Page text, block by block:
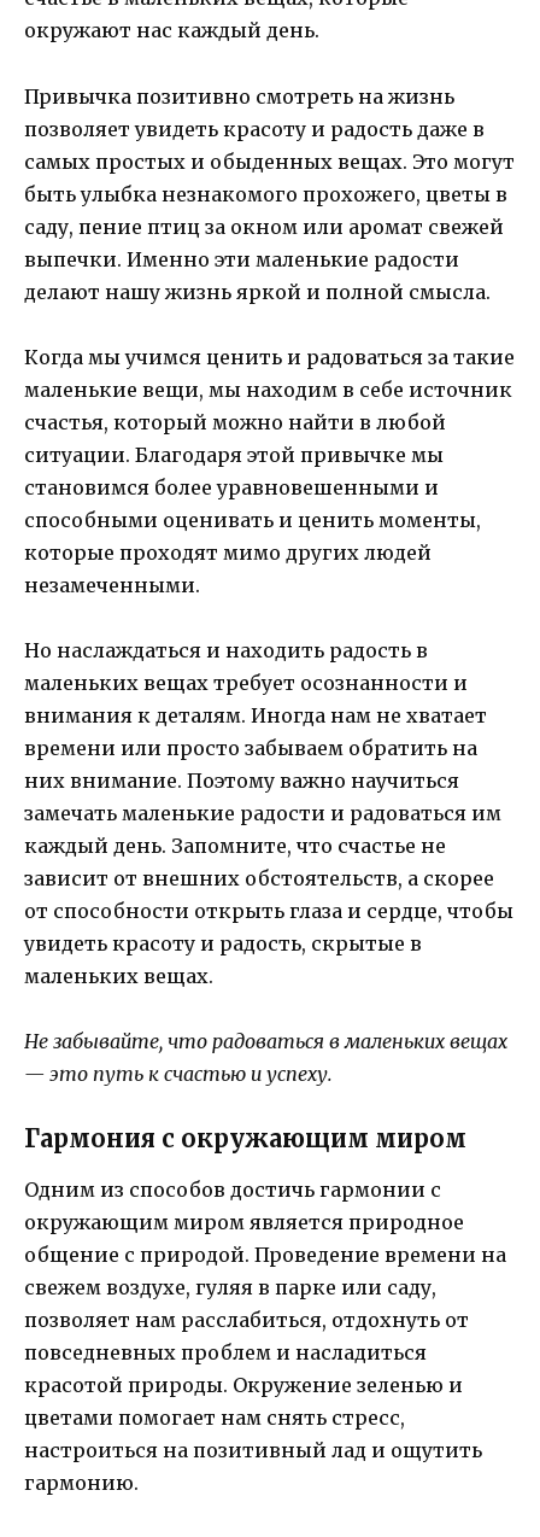
окружают нас каждый день.
Привычка позитивно смотреть на жизнь
позволяет увидеть красоту и радость даже в
самых простых и обыденных вещах. Это могут
быть улыбка незнакомого прохожего, цветы в
саду, пение птиц за окном или аромат свежей
выпечки. Именно эти маленькие радости
делают нашу жизнь яркой и полной смысла.
Когда мы учимся ценить и радоваться за такие
маленькие вещи, мы находим в себе источник
счастья, который можно найти в любой
ситуации. Благодаря этой привычке мы
становимся более уравновешенными и
способными оценивать и ценить моменты,
которые проходят мимо других людей
незамеченными.
Но наслаждаться и находить радость в
маленьких вещах требует осознанности и
внимания к деталям. Иногда нам не хватает
времени или просто забываем обратить на
них внимание. Поэтому важно научиться
замечать маленькие радости и радоваться им
каждый день. Запомните, что счастье не
зависит от внешних обстоятельств, а скорее
от способности открыть глаза и сердце, чтобы
увидеть красоту и радость, скрытые в
маленьких вещах.
Не забывайте, что радоваться в маленьких вещах
— это путь к счастью и успеху.
Гармония с окружающим миром
Одним из способов достичь гармонии с
окружающим миром является природное
общение с природой. Проведение времени на
свежем воздухе, гуляя в парке или саду,
позволяет нам расслабиться, отдохнуть от
повседневных проблем и насладиться
красотой природы. Окружение зеленью и
цветами помогает нам снять стресс,
настроиться на позитивный лад и ощутить
гармонию.